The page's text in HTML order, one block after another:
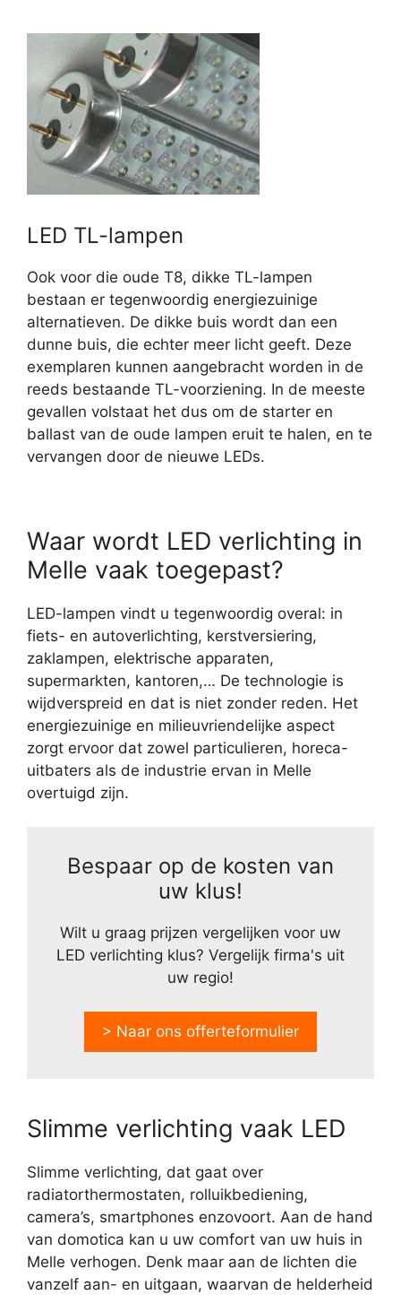
LED TL-lampen
Ook voor die oude T8, dikke TL-lampen
bestaan er tegenwoordig energiezuinige
alternatieven. De dikke buis wordt dan een
dunne buis, die echter meer licht geeft. Deze
exemplaren kunnen aangebracht worden in de
reeds bestaande TL-voorziening. In de meeste
gevallen volstaat het dus om de starter en
ballast van de oude lampen eruit te halen, en te
vervangen door de nieuwe LEDs.
Waar wordt LED verlichting in
Melle vaak toegepast?
LED-lampen vindt u tegenwoordig overal: in
fiets- en autoverlichting, kerstversiering,
zaklampen, elektrische apparaten,
supermarkten, kantoren,… De technologie is
wijdverspreid en dat is niet zonder reden. Het
energiezuinige en milieuvriendelijke aspect
zorgt ervoor dat zowel particulieren, horeca-
uitbaters als de industrie ervan in Melle
overtuigd zijn.
Bespaar op de kosten van
uw klus!
Wilt u graag prijzen vergelijken voor uw
LED verlichting klus? Vergelijk firma's uit
uw regio!
> Naar ons offerteformulier
Slimme verlichting vaak LED
Slimme verlichting, dat gaat over
radiatorthermostaten, rolluikbediening,
camera’s, smartphones enzovoort. Aan de hand
van domotica kan u uw comfort van uw huis in
Melle verhogen. Denk maar aan de lichten die
vanzelf aan- en uitgaan, waarvan de helderheid